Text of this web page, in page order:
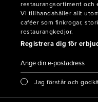
restaurangsortiment och
Vi tillhandahåller allt
caféer som finkrogar,
restaurangkedjor.
Registrera dig för
Jag förstår och